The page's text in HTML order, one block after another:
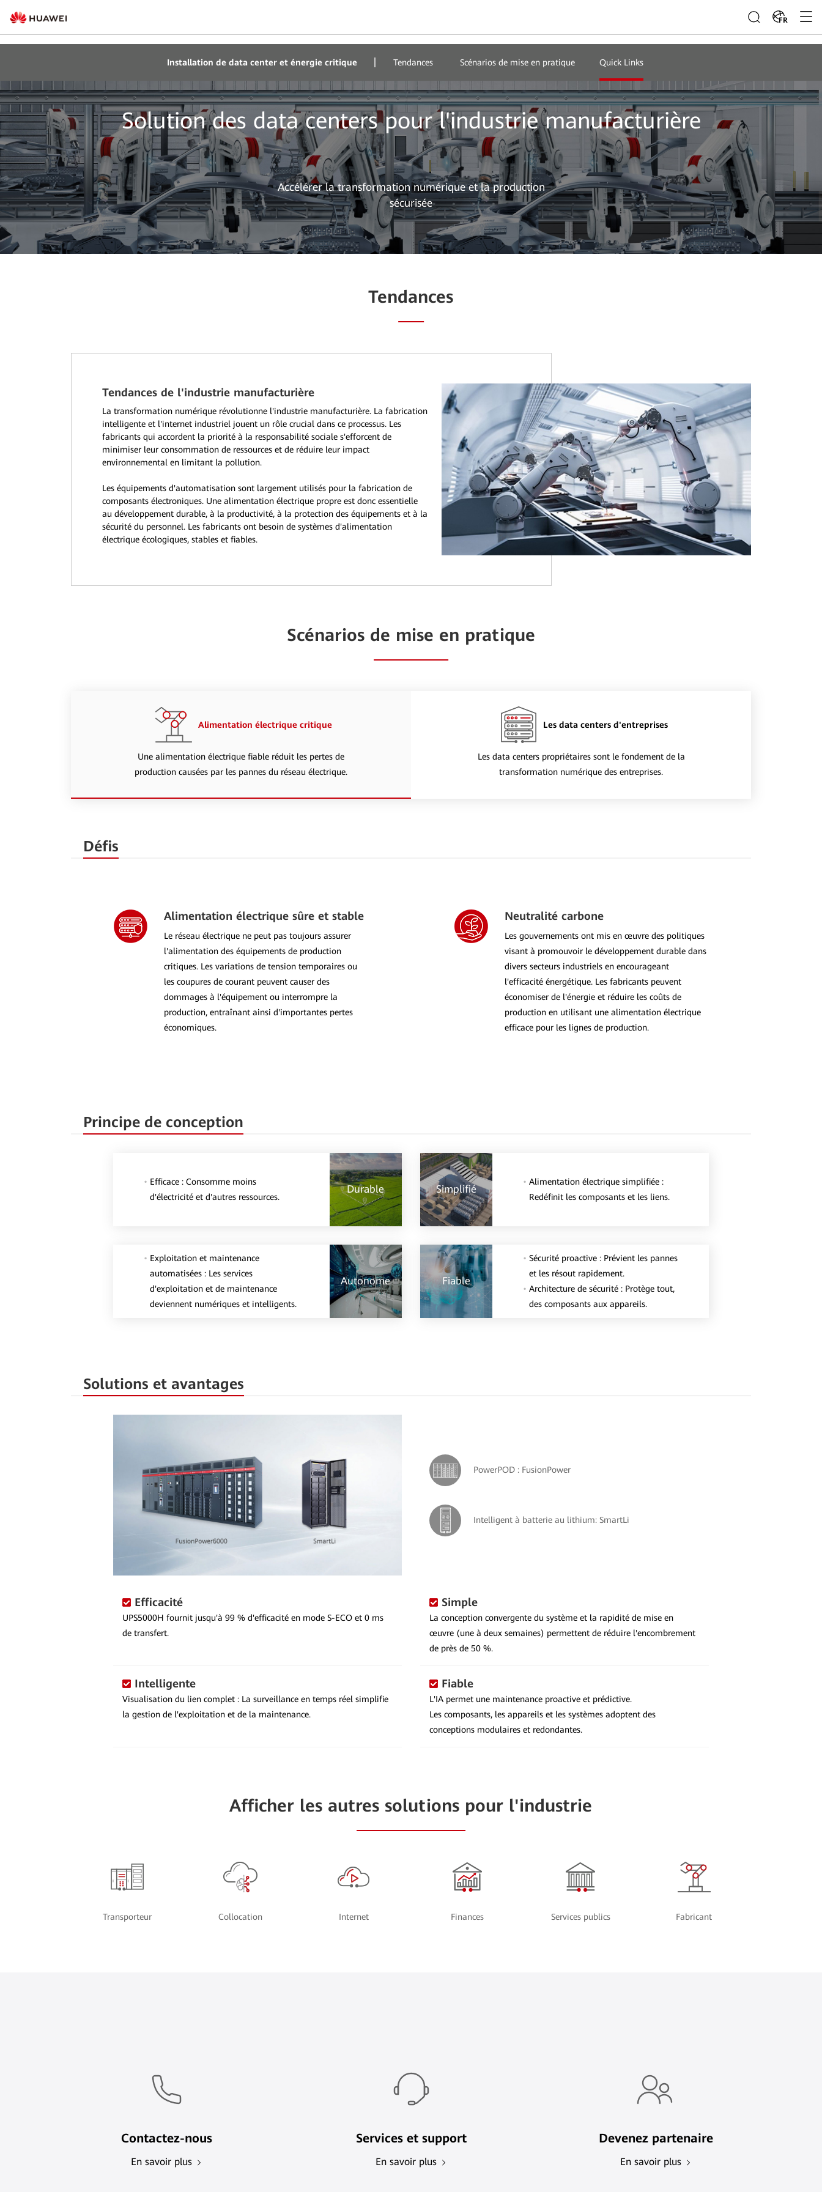
FR
Installation de data center et énergie critique Tendances Scénarios de mise en pratique Quick Links
Solution des data centers pour l'industrie manufacturière
Accélérer la transformation numérique et la production
sécurisée
Tendances
Tendances de l'industrie manufacturière
La transformation numérique révolutionne l'industrie manufacturière. La fabrication
intelligente et l'internet industriel jouent un rôle crucial dans ce processus. Les
fabricants qui accordent la priorité à la responsabilité sociale s'efforcent de
minimiser leur consommation de ressources et de réduire leur impact
environnemental en limitant la pollution.
Les équipements d'automatisation sont largement utilisés pour la fabrication de
composants électroniques. Une alimentation électrique propre est donc essentielle
au développement durable, à la productivité, à la protection des équipements et à la
sécurité du personnel. Les fabricants ont besoin de systèmes d'alimentation
électrique écologiques, stables et fiables.
Scénarios de mise en pratique
Alimentation électrique critique
Une alimentation électrique fiable réduit les pertes de
production causées par les pannes du réseau électrique.
Les data centers d'entreprises
Les data centers propriétaires sont le fondement de la
transformation numérique des entreprises.
Défis
Alimentation électrique sûre et stable
Le réseau électrique ne peut pas toujours assurer
l'alimentation des équipements de production
critiques. Les variations de tension temporaires ou
les coupures de courant peuvent causer des
dommages à l'équipement ou interrompre la
production, entraînant ainsi d'importantes pertes
économiques.
Neutralité carbone
Les gouvernements ont mis en œuvre des politiques
visant à promouvoir le développement durable dans
divers secteurs industriels en encourageant
l'efficacité énergétique. Les fabricants peuvent
économiser de l'énergie et réduire les coûts de
production en utilisant une alimentation électrique
efficace pour les lignes de production.
Principe de conception
Efficace : Consomme moins
d'électricité et d'autres ressources.
Durable Simplifié
Alimentation électrique simplifiée :
Redéfinit les composants et les liens.
Exploitation et maintenance
automatisées : Les services
d'exploitation et de maintenance
deviennent numériques et intelligents.
Autonome Fiable
Sécurité proactive : Prévient les pannes
et les résout rapidement.
Architecture de sécurité : Protège tout,
des composants aux appareils.
Solutions et avantages
PowerPOD : FusionPower
Intelligent à batterie au lithium: SmartLi
Efficacité
UPS5000H fournit jusqu'à 99 % d'efficacité en mode S-ECO et 0 ms
de transfert.
Simple
La conception convergente du système et la rapidité de mise en
œuvre (une à deux semaines) permettent de réduire l'encombrement
de près de 50 %.
Intelligente
Visualisation du lien complet : La surveillance en temps réel simplifie
la gestion de l'exploitation et de la maintenance.
Fiable
L'IA permet une maintenance proactive et prédictive.
Les composants, les appareils et les systèmes adoptent des
conceptions modulaires et redondantes.
Afficher les autres solutions pour l'industrie
Transporteur Collocation Internet Finances Services publics Fabricant
Contactez-nous
En savoir plus
Services et support
En savoir plus
Devenez partenaire
En savoir plus